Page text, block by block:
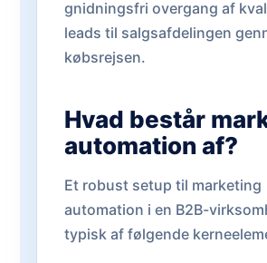
gnidningsfri overgang af
leads til salgsafdelingen
købsrejsen.
Hvad består
automation af?
Et robust setup til marketing
automation i en B2B-
typisk af følgende